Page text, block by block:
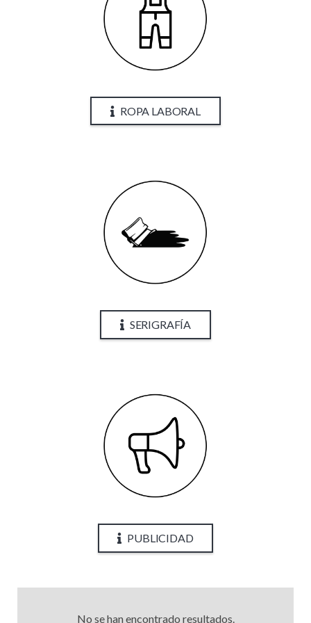
ROPA LABORAL
SERIGRAFÍA
PUBLICIDAD
No se han encontrado resultados.